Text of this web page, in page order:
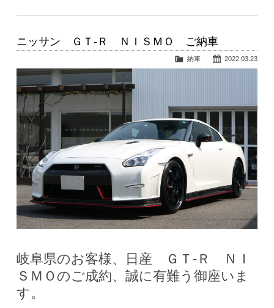
ニッサン ＧＴ-Ｒ ＮＩＳＭＯ ご納車
2022.03.23
納車
岐阜県のお客様、日産 ＧＴ-Ｒ ＮＩ
ＳＭＯのご成約、誠に有難う御座いま
す。